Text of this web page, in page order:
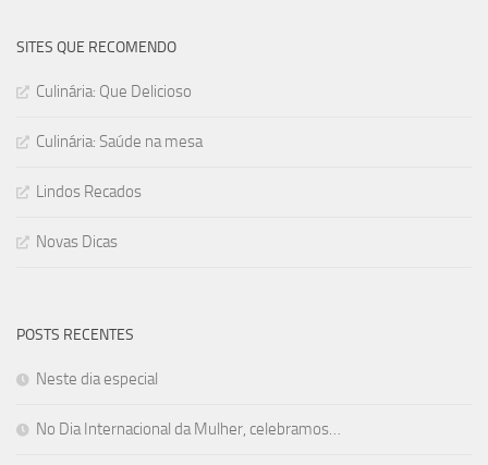
SITES QUE RECOMENDO
Culinária: Que Delicioso
Culinária: Saúde na mesa
Lindos Recados
Novas Dicas
POSTS RECENTES
Neste dia especial
No Dia Internacional da Mulher, celebramos…